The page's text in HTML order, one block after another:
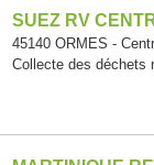
SUEZ RV
45140 ORMES -
Collecte des déchets